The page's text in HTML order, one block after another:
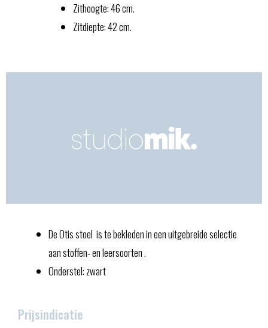
Zithoogte: 46 cm.
Zitdiepte: 42 cm.
De Otis stoel is te bekleden in een uitgebreide selectie
aan stoffen- en leersoorten .
Onderstel: zwart
Prijsindicatie